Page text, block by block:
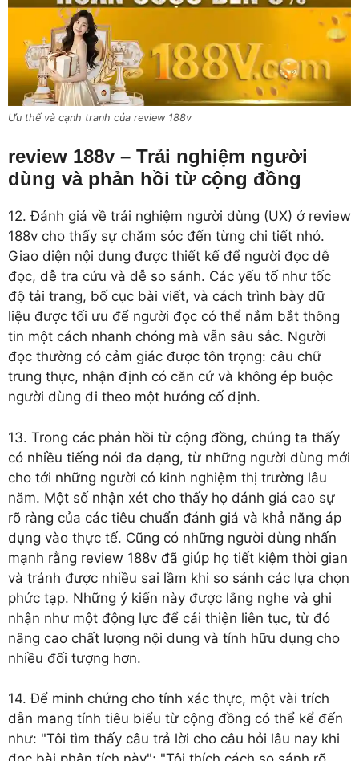
Ưu thế và cạnh tranh của review 188v
review 188v – Trải nghiệm người
dùng và phản hồi từ cộng đồng
12. Đánh giá về trải nghiệm người dùng (UX) ở review
188v cho thấy sự chăm sóc đến từng chi tiết nhỏ.
Giao diện nội dung được thiết kế để người đọc dễ
đọc, dễ tra cứu và dễ so sánh. Các yếu tố như tốc
độ tải trang, bố cục bài viết, và cách trình bày dữ
liệu được tối ưu để người đọc có thể nắm bắt thông
tin một cách nhanh chóng mà vẫn sâu sắc. Người
đọc thường có cảm giác được tôn trọng: câu chữ
trung thực, nhận định có căn cứ và không ép buộc
người dùng đi theo một hướng cố định.
13. Trong các phản hồi từ cộng đồng, chúng ta thấy
có nhiều tiếng nói đa dạng, từ những người dùng mới
cho tới những người có kinh nghiệm thị trường lâu
năm. Một số nhận xét cho thấy họ đánh giá cao sự
rõ ràng của các tiêu chuẩn đánh giá và khả năng áp
dụng vào thực tế. Cũng có những người dùng nhấn
mạnh rằng review 188v đã giúp họ tiết kiệm thời gian
và tránh được nhiều sai lầm khi so sánh các lựa chọn
phức tạp. Những ý kiến này được lắng nghe và ghi
nhận như một động lực để cải thiện liên tục, từ đó
nâng cao chất lượng nội dung và tính hữu dụng cho
nhiều đối tượng hơn.
14. Để minh chứng cho tính xác thực, một vài trích
dẫn mang tính tiêu biểu từ cộng đồng có thể kể đến
như: "Tôi tìm thấy câu trả lời cho câu hỏi lâu nay khi